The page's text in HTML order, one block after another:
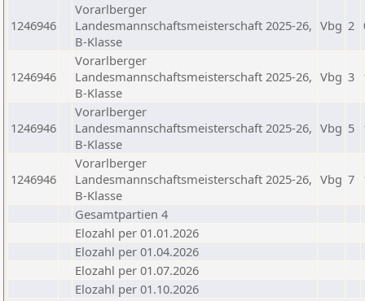
1246946
Vorarlberger
Landesmannschaftsmeisterschaft 2025-26,
B-Klasse
Vbg 2
1246946
Vorarlberger
Landesmannschaftsmeisterschaft 2025-26,
B-Klasse
Vbg 3
1246946
Vorarlberger
Landesmannschaftsmeisterschaft 2025-26,
B-Klasse
Vbg 5
1246946
Vorarlberger
Landesmannschaftsmeisterschaft 2025-26,
B-Klasse
Vbg 7
Gesamtpartien 4
Elozahl per 01.01.2026
Elozahl per 01.04.2026
Elozahl per 01.07.2026
Elozahl per 01.10.2026